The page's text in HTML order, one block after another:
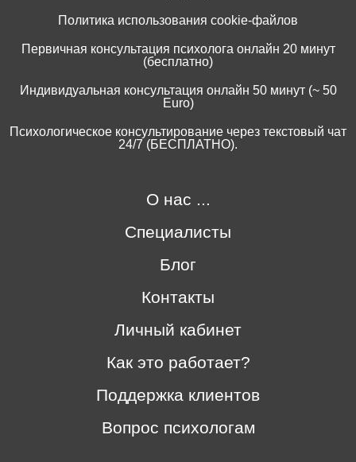
Политика использования cookie-файлов
Первичная консультация психолога онлайн 20 минут
(бесплатно)
Индивидуальная консультация онлайн 50 минут (~ 50
Euro)
Психологическое консультирование через текстовый чат
24/7 (БЕСПЛАТНО).
О нас ...
Специалисты
Блог
Контакты
Личный кабинет
Как это работает?
Поддержка клиентов
Вопрос психологам